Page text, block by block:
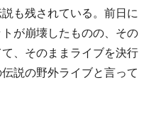
も残されている。前日に
が崩壊したものの、その
、そのままライブを決行
説の野外ライブと言って